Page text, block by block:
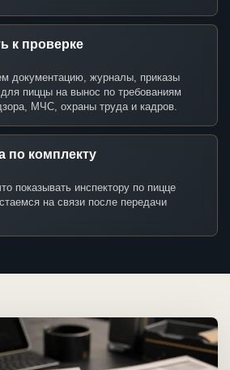
к проверке
документацию, журналы, приказы
для пиццы на вынос по требованиям
МЧС, охраны труда и кадров.
по комплекту
показывать инспектору по пицце
на связи после передачи